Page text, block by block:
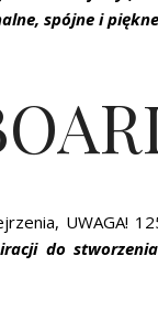
spójne i
UWAGA!
do